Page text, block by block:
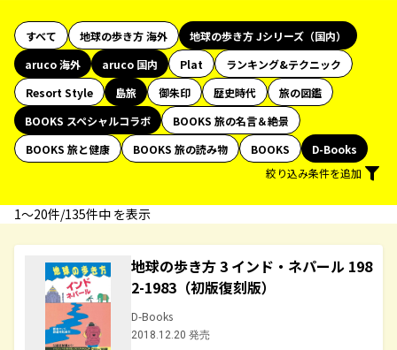
すべて 地球の歩き方 海外
地球の歩き方 Jシリーズ（国内）
aruco 海外
aruco 国内 Plat
ランキング&テクニック
Resort Style
島旅 御朱印 歴史時代
旅の図鑑
BOOKS スペシャルコラボ
BOOKS 旅の名言＆絶景
BOOKS 旅と健康
BOOKS 旅の読み物 BOOKS
D-Books
絞り込み条件を追加
1〜20件/135件中 を表示
地球の歩き方 3 インド・ネパール 198
2-1983（初版復刻版）
D-Books
2018.12.20 発売